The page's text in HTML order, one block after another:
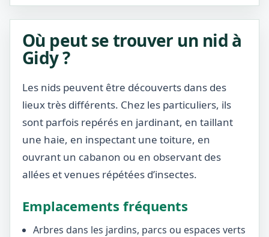
Où peut se trouver un nid à
Gidy ?
Les nids peuvent être découverts dans des
lieux très différents. Chez les particuliers, ils
sont parfois repérés en jardinant, en taillant
une haie, en inspectant une toiture, en
ouvrant un cabanon ou en observant des
allées et venues répétées d’insectes.
Emplacements fréquents
Arbres dans les jardins, parcs ou espaces verts